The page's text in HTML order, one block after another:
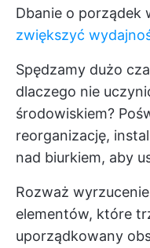
Dbanie o porządek
zwiększyć
Spędzamy dużo
dlaczego nie
środowiskiem?
reorganizację,
nad biurkiem, aby
Rozważ
elementów, które
uporządkowany